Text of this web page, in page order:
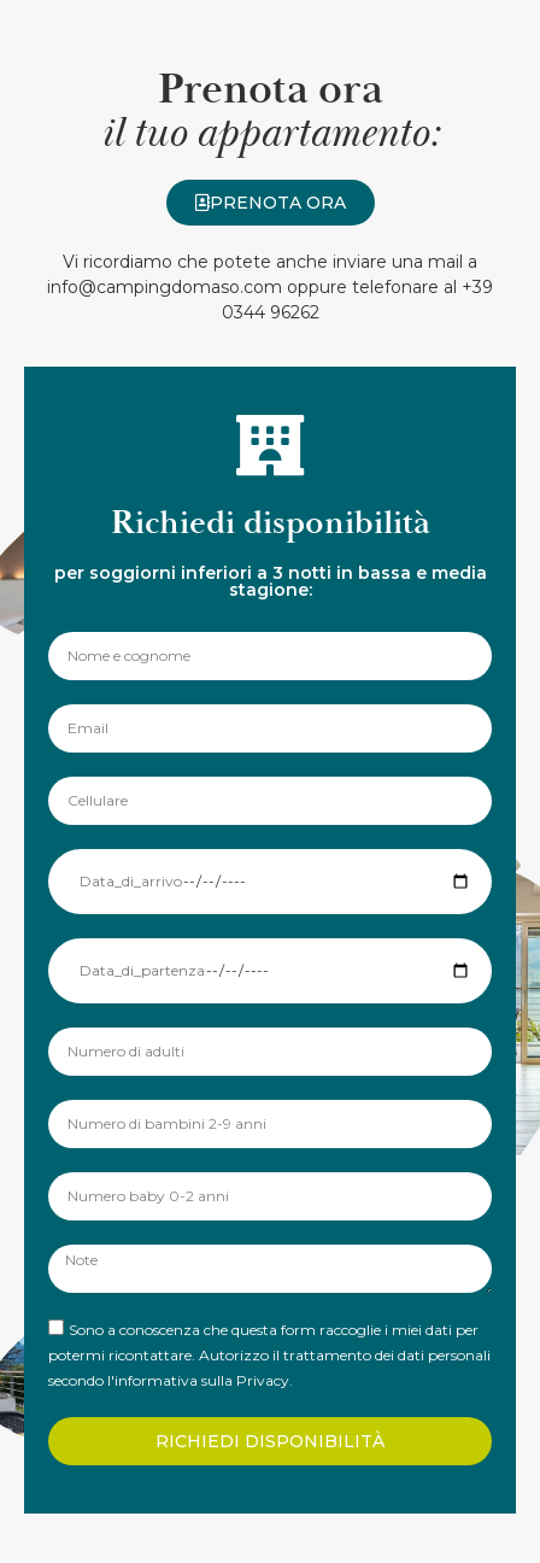
Prenota ora
il tuo appartamento:
PRENOTA ORA
Vi ricordiamo che potete anche inviare una mail a
info@campingdomaso.com oppure telefonare al +39
0344 96262
Richiedi disponibilità
per soggiorni inferiori a 3 notti in bassa e media
stagione:
Sono a conoscenza che questa form raccoglie i miei dati per
potermi ricontattare. Autorizzo il trattamento dei dati personali
secondo l'informativa sulla Privacy.
RICHIEDI DISPONIBILITÀ